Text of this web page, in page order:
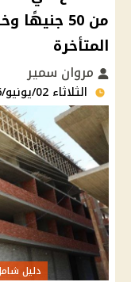
من 50
المتأخرة
مروان سمير
الثلاثاء 02/يونيو/2026 - 08:04 م
دليل